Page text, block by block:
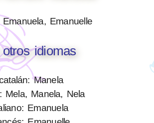
Emanuelle
idiomas
Manela
Mela, Manela, Nela
Emanuela